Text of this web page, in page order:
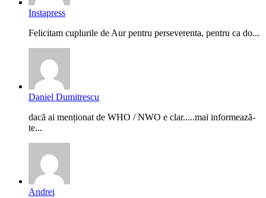
Instapress
Felicitam cuplurile de Aur pentru perseverenta, pentru ca do...
Daniel Dumitrescu
dacă ai menționat de WHO / NWO e clar.....mai informează-
te...
Andrei